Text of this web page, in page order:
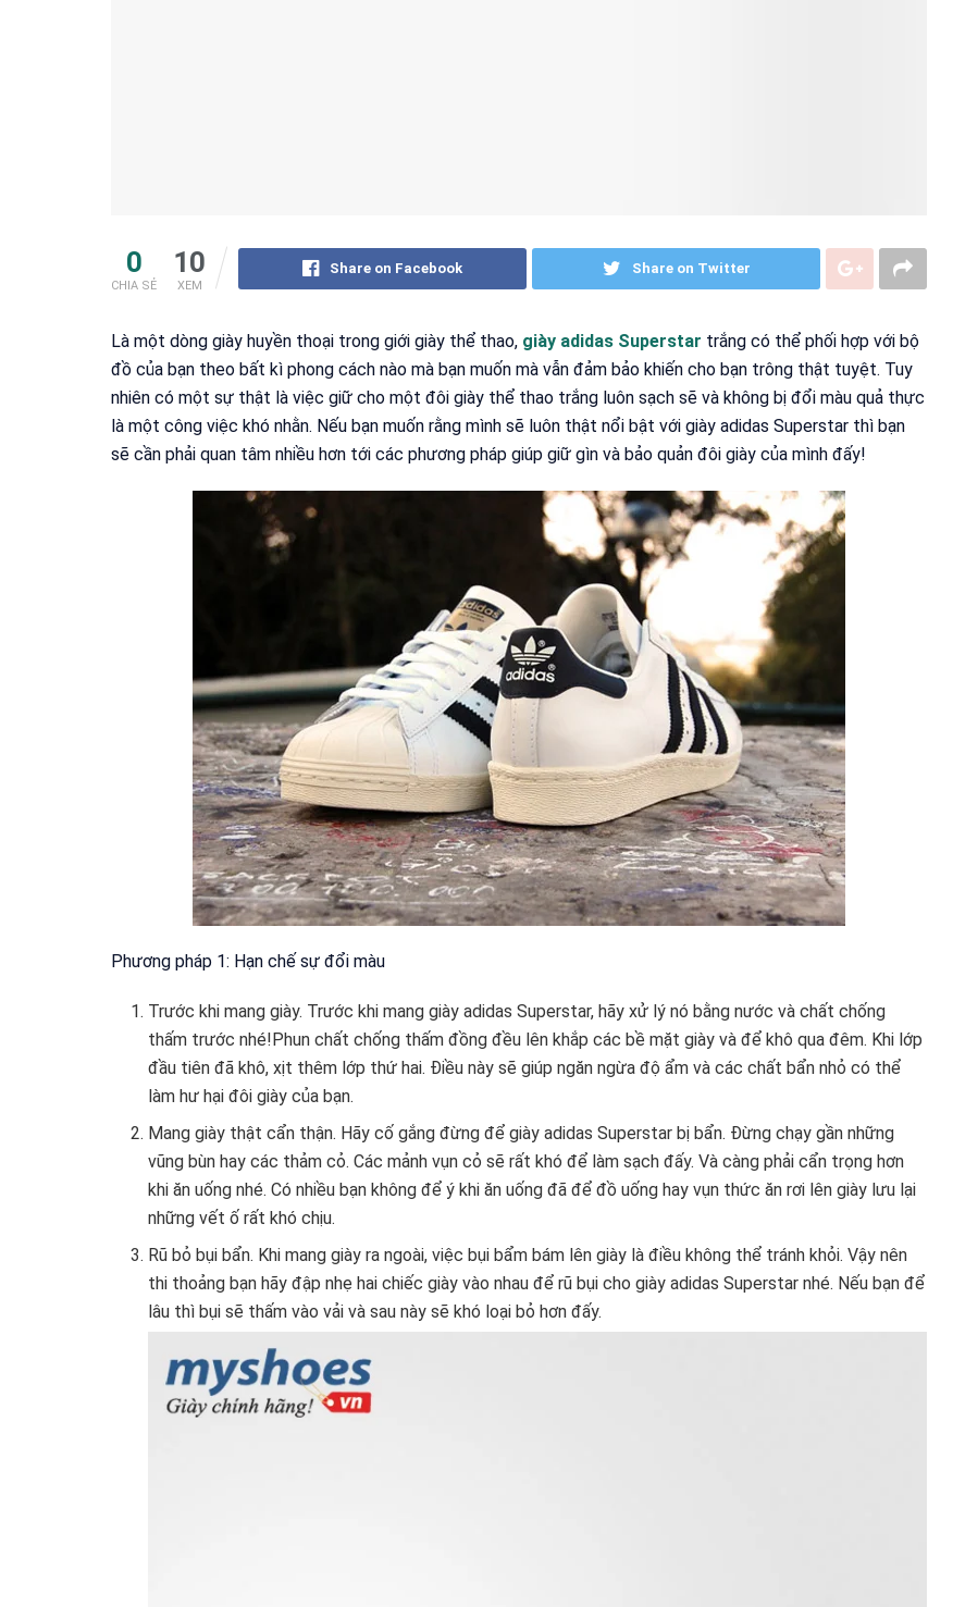
0
CHIA SẺ
10
XEM
Share on Facebook Share on Twitter
Là một dòng giày huyền thoại trong giới giày thể thao, giày adidas Superstar trắng có thể phối hợp với bộ
đồ của bạn theo bất kì phong cách nào mà bạn muốn mà vẫn đảm bảo khiến cho bạn trông thật tuyệt. Tuy
nhiên có một sự thật là việc giữ cho một đôi giày thể thao trắng luôn sạch sẽ và không bị đổi màu quả thực
là một công việc khó nhằn. Nếu bạn muốn rằng mình sẽ luôn thật nổi bật với giày adidas Superstar thì bạn
sẽ cần phải quan tâm nhiều hơn tới các phương pháp giúp giữ gìn và bảo quản đôi giày của mình đấy!
Phương pháp 1: Hạn chế sự đổi màu
Trước khi mang giày. Trước khi mang giày adidas Superstar, hãy xử lý nó bằng nước và chất chống
thấm trước nhé!Phun chất chống thấm đồng đều lên khắp các bề mặt giày và để khô qua đêm. Khi lớp
đầu tiên đã khô, xịt thêm lớp thứ hai. Điều này sẽ giúp ngăn ngừa độ ẩm và các chất bẩn nhỏ có thể
làm hư hại đôi giày của bạn.
Mang giày thật cẩn thận. Hãy cố gắng đừng để giày adidas Superstar bị bẩn. Đừng chạy gần những
vũng bùn hay các thảm cỏ. Các mảnh vụn cỏ sẽ rất khó để làm sạch đấy. Và càng phải cẩn trọng hơn
khi ăn uống nhé. Có nhiều bạn không để ý khi ăn uống đã để đồ uống hay vụn thức ăn rơi lên giày lưu lại
những vết ố rất khó chịu.
Rũ bỏ bụi bẩn. Khi mang giày ra ngoài, việc bụi bẩm bám lên giày là điều không thể tránh khỏi. Vậy nên
thi thoảng bạn hãy đập nhẹ hai chiếc giày vào nhau để rũ bụi cho giày adidas Superstar nhé. Nếu bạn để
lâu thì bụi sẽ thấm vào vải và sau này sẽ khó loại bỏ hơn đấy.